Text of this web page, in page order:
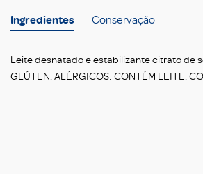
Ingredientes Conservação
Leite desnatado e estabilizante citrato de
GLÚTEN. ALÉRGICOS: CONTÉM LEITE.